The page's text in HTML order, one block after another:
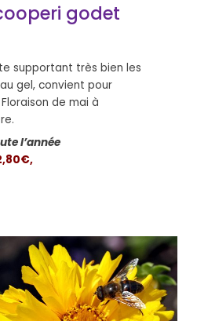
godet
supportant très bien les
gel, convient pour
de mai à
l’année